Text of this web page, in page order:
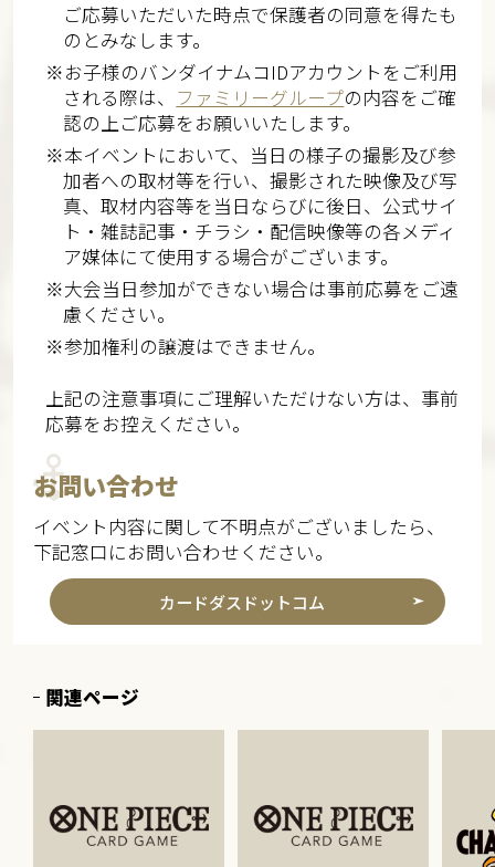
ご応募いただいた時点で保護者の同意を得たも
のとみなします。
※お子様のバンダイナムコIDアカウントをご利用
される際は、 ファミリーグループの内容をご確
認の上ご応募をお願いいたします。
※本イベントにおいて、当日の様子の撮影及び参
加者への取材等を行い、撮影された映像及び写
真、取材内容等を当日ならびに後日、公式サイ
ト・雑誌記事・チラシ・配信映像等の各メディ
ア媒体にて使用する場合がございます。
※大会当日参加ができない場合は事前応募をご遠
慮ください。
※参加権利の譲渡はできません。
上記の注意事項にご理解いただけない方は、事前
応募をお控えください。
お問い合わせ
イベント内容に関して不明点がございましたら、
下記窓口にお問い合わせください。
カードダスドットコム
関連ページ